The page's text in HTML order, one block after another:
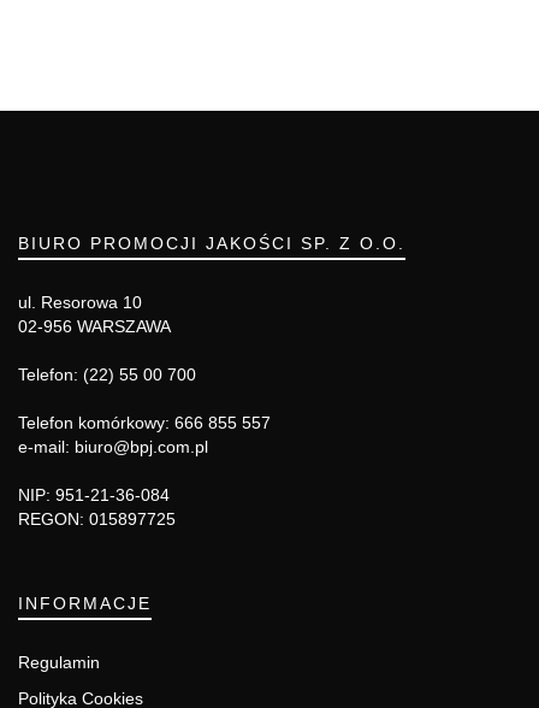
BIURO PROMOCJI JAKOŚCI SP. Z O.O.
ul. Resorowa 10
02-956 WARSZAWA
Telefon: (22) 55 00 700
Telefon komórkowy: 666 855 557
e-mail: biuro@bpj.com.pl
NIP: 951-21-36-084
REGON: 015897725
INFORMACJE
Regulamin
Polityka Cookies